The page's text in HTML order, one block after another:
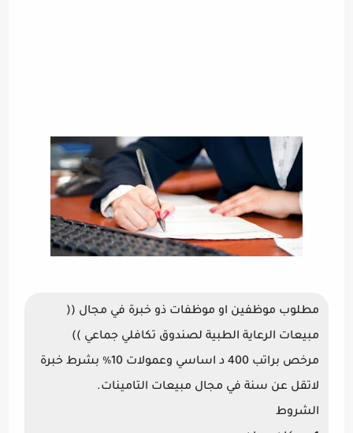
مطلوب موظفين او موظفات ذو خبرة في مجال ((
مبيعات الرعاية الطبية لصندوق تكافلي جماعي ))
مرخص براتب 400 د اساسي وعمولات 10٪ بشرط خبرة
لاتقل عن سنة في مجال مبيعات التامينات.
الشروط